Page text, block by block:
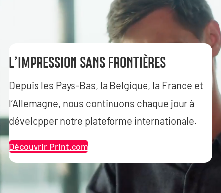
L’IMPRESSION SANS FRONTIÈRES
Depuis les Pays-Bas, la Belgique, la France et
l’Allemagne, nous continuons chaque jour à
développer notre plateforme internationale.
Découvrir Print.com